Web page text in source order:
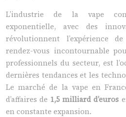
L’industrie de la vape
exponentielle, avec des
révolutionnent l’expérience
rendez-vous incontournable
professionnels du secteur, est
dernières tendances et les
Le marché de la vape en
d’affaires de 1,5 milliard d’euros
en constante expansion.